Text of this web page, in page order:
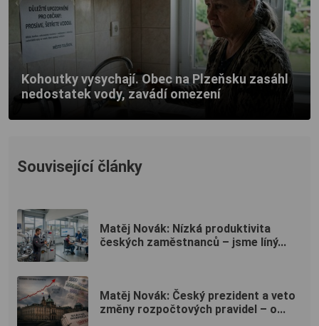
Kohoutky vysychají. Obec na Plzeňsku zasáhl
nedostatek vody, zavádí omezení
Související články
Matěj Novák: Nízká produktivita
českých zaměstnanců – jsme líný...
Matěj Novák: Český prezident a veto
změny rozpočtových pravidel – o...